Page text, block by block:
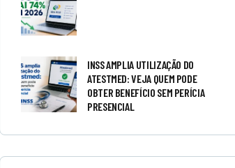
INSS AMPLIA UTILIZAÇÃO DO
ATESTMED: VEJA QUEM PODE
OBTER BENEFÍCIO SEM PERÍCIA
PRESENCIAL